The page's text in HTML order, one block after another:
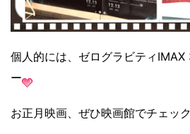
個人的には、ゼログラビティ
ー
お正月映画、ぜひ映画館でチェッ